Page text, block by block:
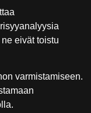
eivät toistu
varmistamiseen.